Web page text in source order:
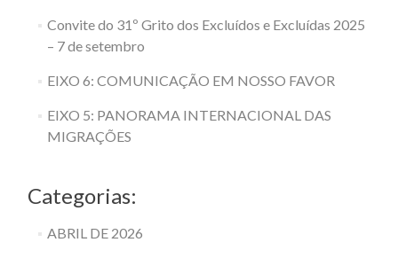
Convite do 31º Grito dos Excluídos e Excluídas 2025
– 7 de setembro
EIXO 6: COMUNICAÇÃO EM NOSSO FAVOR
EIXO 5: PANORAMA INTERNACIONAL DAS
MIGRAÇÕES
Categorias:
ABRIL DE 2026